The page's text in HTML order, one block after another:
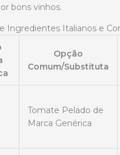
bons vinhos.
Ingredientes Italianos e
Opção
Comum/Substituta
Tomate Pelado de
Marca Genérica